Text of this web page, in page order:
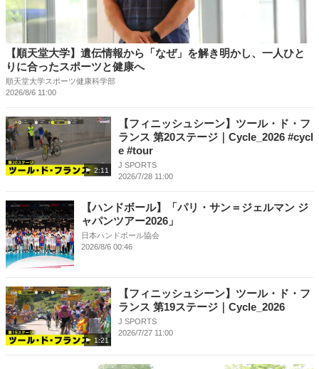
【順天堂大学】遺伝情報から「なぜ」を解き明かし、一人ひと
りに合ったスポーツと健康へ
順天堂大学スポーツ健康科学部
2026/8/6 11:00
2:11
【フィニッシュシーン】ツール・ド・フ
ランス 第20ステージ｜Cycle_2026 #cycl
e #tour
J SPORTS
2026/7/28 11:00
【ハンドボール】「パリ・サン＝ジェルマン ジ
ャパンツアー2026」
日本ハンドボール協会
2026/8/6 00:46
1:21
【フィニッシュシーン】ツール・ド・フ
ランス 第19ステージ｜Cycle_2026
J SPORTS
2026/7/27 11:00